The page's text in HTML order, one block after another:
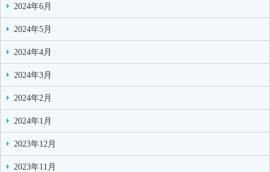
2024年6月
2024年5月
2024年4月
2024年3月
2024年2月
2024年1月
2023年12月
2023年11月